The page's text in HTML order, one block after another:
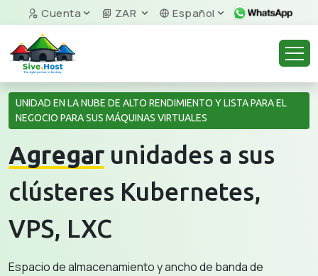
Cuenta ZAR Español
UNIDAD EN LA NUBE DE ALTO RENDIMIENTO Y LISTA PARA EL
NEGOCIO PARA SUS MÁQUINAS VIRTUALES
Agregar unidades a sus
clústeres Kubernetes,
VPS, LXC
Espacio de almacenamiento y ancho de banda de